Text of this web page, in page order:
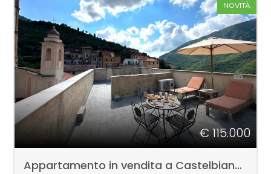
NOVITÀ
€ 115.000
Appartamento in vendita a Castelbianco